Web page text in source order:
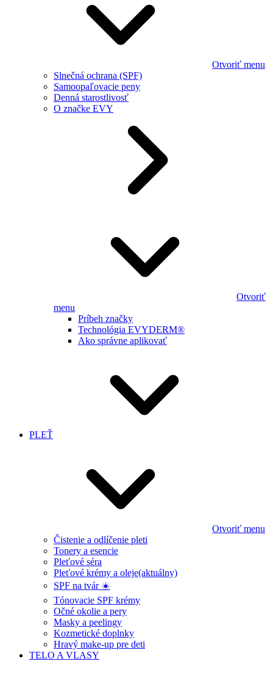
Otvoriť menu
Slnečná ochrana (SPF)
Samoopaľovacie peny
Denná starostlivosť
O značke EVY
Otvoriť
menu
Príbeh značky
Technológia EVYDERM®
Ako správne aplikovať
PLEŤ
Otvoriť menu
Čistenie a odlíčenie pleti
Tonery a esencie
Pleťové séra
Pleťové krémy a oleje(aktuálny)
SPF na tvár ☀️
Tónovacie SPF krémy
Očné okolie a pery
Masky a peelingy
Kozmetické doplnky
Hravý make-up pre deti
TELO A VLASY